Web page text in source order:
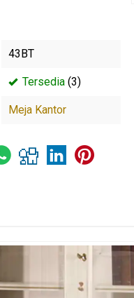
43BT
Tersedia (3)
Meja Kantor